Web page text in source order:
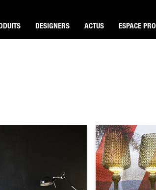
DESIGNERS ACTUS ESPACE PRO